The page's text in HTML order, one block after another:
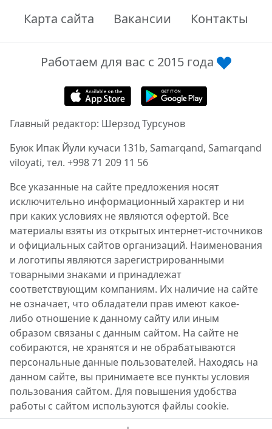
Карта сайта
Вакансии Контакты
Работаем для вас с 2015 года
Главный редактор: Шерзод Турсунов
Буюк Ипак Йули кучаси 131b, Samarqand, Samarqand
viloyati, тел. +998 71 209 11 56
Все указанные на сайте предложения носят
исключительно информационный характер и ни
при каких условиях не являются офертой. Все
материалы взяты из открытых интернет-источников
и официальных сайтов организаций. Наименования
и логотипы являются зарегистрированными
товарными знаками и принадлежат
соответствующим компаниям. Их наличие на сайте
не означает, что обладатели прав имеют какое-
либо отношение к данному сайту или иным
образом связаны с данным сайтом. На сайте не
собираются, не хранятся и не обрабатываются
персональные данные пользователей. Находясь на
данном сайте, вы принимаете все пункты условия
пользования сайтом. Для повышения удобства
работы с сайтом используются файлы cookie.